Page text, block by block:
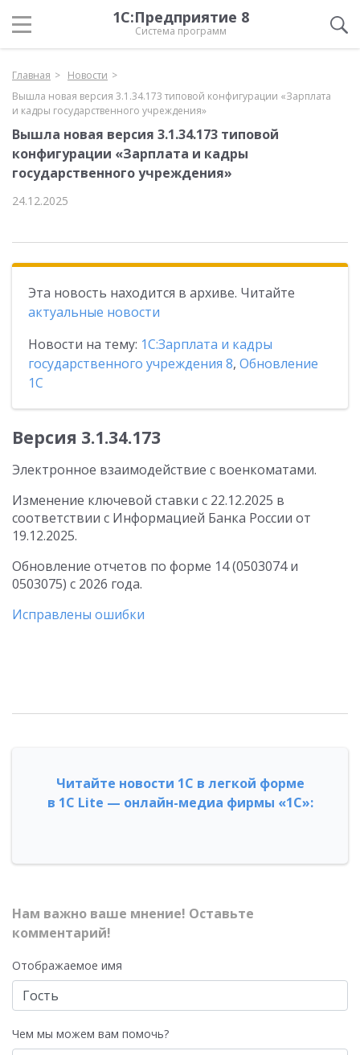
1С:Предприятие 8
Система программ
Главная
Новости
Вышла новая версия 3.1.34.173 типовой конфигурации «Зарплата
и кадры государственного учреждения»
Вышла новая версия 3.1.34.173 типовой
конфигурации «Зарплата и кадры
государственного учреждения»
24.12.2025
Эта новость находится в архиве. Читайте
актуальные новости
Новости на тему: 1С:Зарплата и кадры
государственного учреждения 8, Обновление
1С
Версия 3.1.34.173
Электронное взаимодействие с военкоматами.
Изменение ключевой ставки с 22.12.2025 в
соответствии с Информацией Банка России от
19.12.2025.
Обновление отчетов по форме 14 (0503074 и
0503075) с 2026 года.
Исправлены ошибки
Читайте новости 1С в легкой форме
в 1С Lite — онлайн-медиа фирмы «1С»:
Нам важно ваше мнение! Оставьте
комментарий!
Отображаемое имя
Чем мы можем вам помочь?